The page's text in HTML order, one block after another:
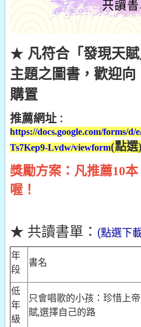
★ 凡符合「發現天
主題之圖書，歡迎
購置
推薦網址 ：
https://docs.google.com/forms/
Ts7Kep9-Lvdw/viewform(點選)
獎勵方案：凡推薦10
喔！
★ 共讀書單： (點選下
年
段
書名
低
年
級
只會唱歌的小孩：珍惜上
賦,選擇自己的路